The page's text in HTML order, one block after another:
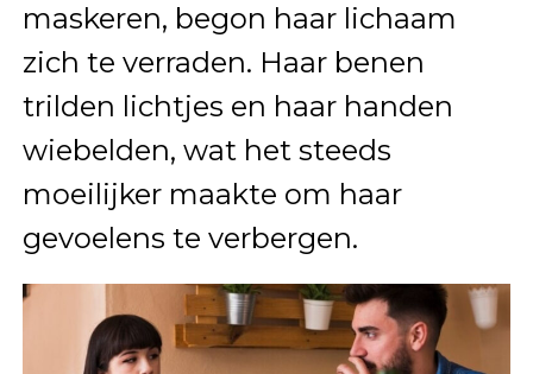
maskeren, begon haar lichaam
zich te verraden. Haar benen
trilden lichtjes en haar handen
wiebelden, wat het steeds
moeilijker maakte om haar
gevoelens te verbergen.